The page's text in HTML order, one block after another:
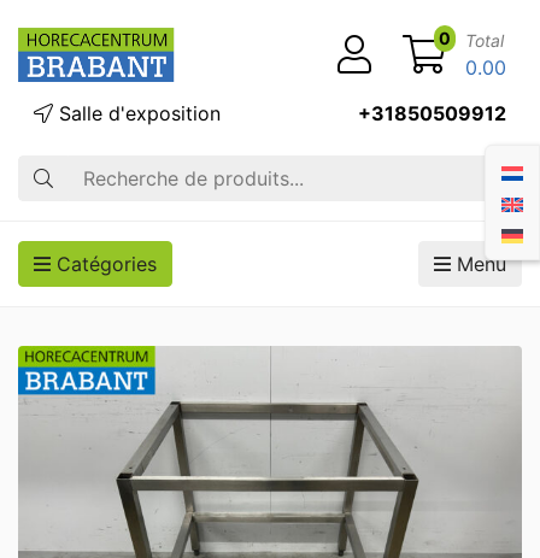
Recherche
Salle d'exposition +31850509912
0 Total
0.00
Catégories Menu